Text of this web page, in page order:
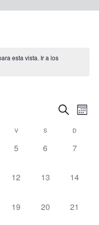
esta vista. Ir a los
de
Buscar
Mes
V S D
0
5
0
6
0
7
0
12
0
13
0
14
0
19
0
20
0
21